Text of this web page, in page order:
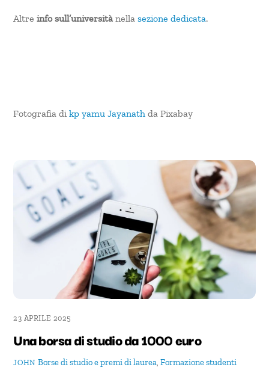
Altreinfo sull’università nellasezione dedicata.
Fotografia dikp yamu Jayanath da Pixabay
23 APRILE 2025
Una borsa di studio da 1000 euro
JOHN Borse di studio e premi di laurea, Formazionestudenti